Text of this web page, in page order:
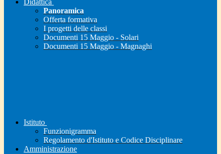
Didattica
Panoramica
Offerta formativa
I progetti delle classi
Documenti 15 Maggio - Solari
Documenti 15 Maggio - Magnaghi
Istituto
Funzionigramma
Regolamento d'Istituto e Codice Disciplinare
Amministrazione